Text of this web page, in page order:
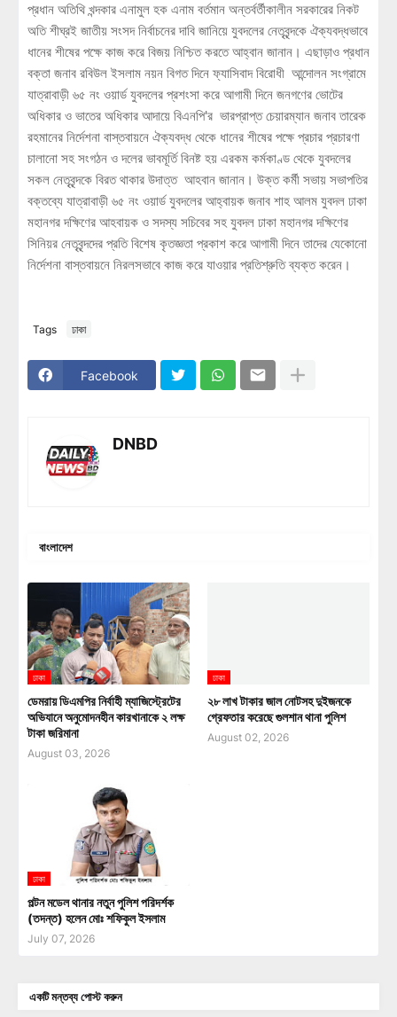
প্রধান অতিথি খন্দকার এনামুল হক এনাম বর্তমান অন্তর্বর্তীকালীন সরকারের নিকট
অতি শীঘ্রই জাতীয় সংসদ নির্বাচনের দাবি জানিয়ে যুবদলের নেতৃবৃন্দকে ঐক্যবদ্ধভাবে
ধানের শীষের পক্ষে কাজ করে বিজয় নিশ্চিত করতে আহ্বান জানান। এছাড়াও প্রধান
বক্তা জনাব রবিউল ইসলাম নয়ন বিগত দিনে ফ্যাসিবাদ বিরোধী আন্দোলন সংগ্রামে
যাত্রাবাড়ী ৬৫ নং ওয়ার্ড যুবদলের প্রশংসা করে আগামী দিনে জনগণের ভোটের
অধিকার ও ভাতের অধিকার আদায়ে বিএনপি'র ভারপ্রাপ্ত চেয়ারম্যান জনাব তারেক
রহমানের নির্দেশনা বাস্তবায়নে ঐক্যবদ্ধ থেকে ধানের শীষের পক্ষে প্রচার প্রচারণা
চালানো সহ সংগঠন ও দলের ভাবমূর্তি বিনষ্ট হয় এরকম কর্মকাণ্ড থেকে যুবদলের
সকল নেতৃবৃন্দকে বিরত থাকার উদাত্ত আহবান জানান। উক্ত কর্মী সভায় সভাপতির
বক্তব্যে যাত্রাবাড়ী ৬৫ নং ওয়ার্ড যুবদলের আহ্বায়ক জনাব শাহ আলম যুবদল ঢাকা
মহানগর দক্ষিণের আহবায়ক ও সদস্য সচিবের সহ যুবদল ঢাকা মহানগর দক্ষিণের
সিনিয়র নেতৃবৃন্দদের প্রতি বিশেষ কৃতজ্ঞতা প্রকাশ করে আগামী দিনে তাদের যেকোনো
নির্দেশনা বাস্তবায়নে নিরলসভাবে কাজ করে যাওয়ার প্রতিশ্রুতি ব্যক্ত করেন।
Tags ঢাকা
Facebook
DNBD
বাংলাদেশ
ঢাকা
ডেমরায় ডিএমপির নির্বাহী ম্যাজিস্ট্রেটের
অভিযানে অনুমোদনহীন কারখানাকে ২ লক্ষ
টাকা জরিমানা
August 03, 2026
ঢাকা
২৮ লাখ টাকার জাল নোটসহ দুইজনকে
গ্রেফতার করেছে গুলশান থানা পুলিশ
August 02, 2026
ঢাকা
পল্টন মডেল থানার নতুন পুলিশ পরিদর্শক
(তদন্ত) হলেন মোঃ শফিকুল ইসলাম
July 07, 2026
একটি মন্তব্য পোস্ট করুন